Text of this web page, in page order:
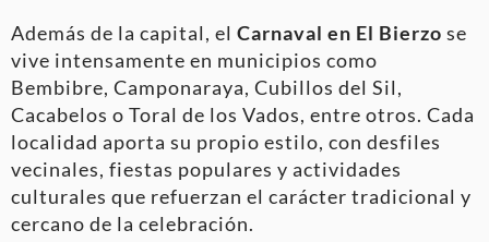
Además de la capital, el Carnaval en El Bierzo se
vive intensamente en municipios como
Bembibre, Camponaraya, Cubillos del Sil,
Cacabelos o Toral de los Vados, entre otros. Cada
localidad aporta su propio estilo, con desfiles
vecinales, fiestas populares y actividades
culturales que refuerzan el carácter tradicional y
cercano de la celebración.